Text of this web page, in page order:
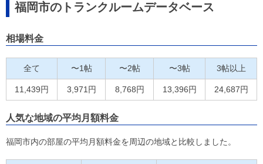
福岡市のトランクルームデータベース
相場料金
全て 〜1帖 〜2帖 〜3帖 3帖以上
11,439円 3,971円 8,768円 13,396円 24,687円
人気な地域の平均月額料金
福岡市内の部屋の平均月額料金を周辺の地域と比較しました。